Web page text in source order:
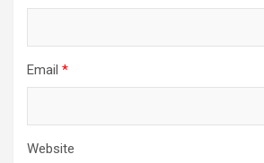
Email *
Website